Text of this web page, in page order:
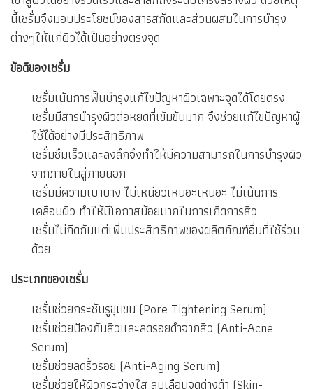
นี้เซรั่มจึงมอบประโยชน์ของสารสกัดและส่วนผสมในการบำรุง
ต่างๆให้แก่ผิวได้เป็นอย่างตรงจุด
ข้อดีของเซรั่ม
เซรั่มเน้นการฟื้นบำรุงแก้ไขปัญหาผิวเฉพาะจุดได้โดยตรง
เซรั่มมีสารบำรุงผิวต่อหยดที่เข้มข้นมาก จึงช่วยแก้ไขปัญหาผู้
ใช้ได้อย่างมีประสิทธิภาพ
เซรั่มซึมเร็วและลงลึกจึงทำให้มีความสามารถในการบำรุงผิว
จากภายในสู่ภายนอก
เซรั่มมีความเบาบาง ไม่เหนียวเหนอะเหนอะ ไม่เน้นการ
เคลือบผิว ทำให้มีโอกาสน้อยมากในการเกิดการสิว
เซรั่มไม่กีดกันแต่เพิ่มประสิทธิภาพของผลิตภัณฑ์อื่นที่ใช้ร่วม
ด้วย
ประเภทของเซรั่ม
เซรั่มช่วยกระชับรูขุมขน (Pore Tightening Serum)
เซรั่มช่วยป้องกันสิวและลดรอยดำจากสิว (Anti-Acne
Serum)
เซรั่มช่วยลดริ้วรอย (Anti-Aging Serum)
เซรั่มช่วยให้ผิวกระจ่างใส ลบเลือนจุดด่างดำ (Skin-